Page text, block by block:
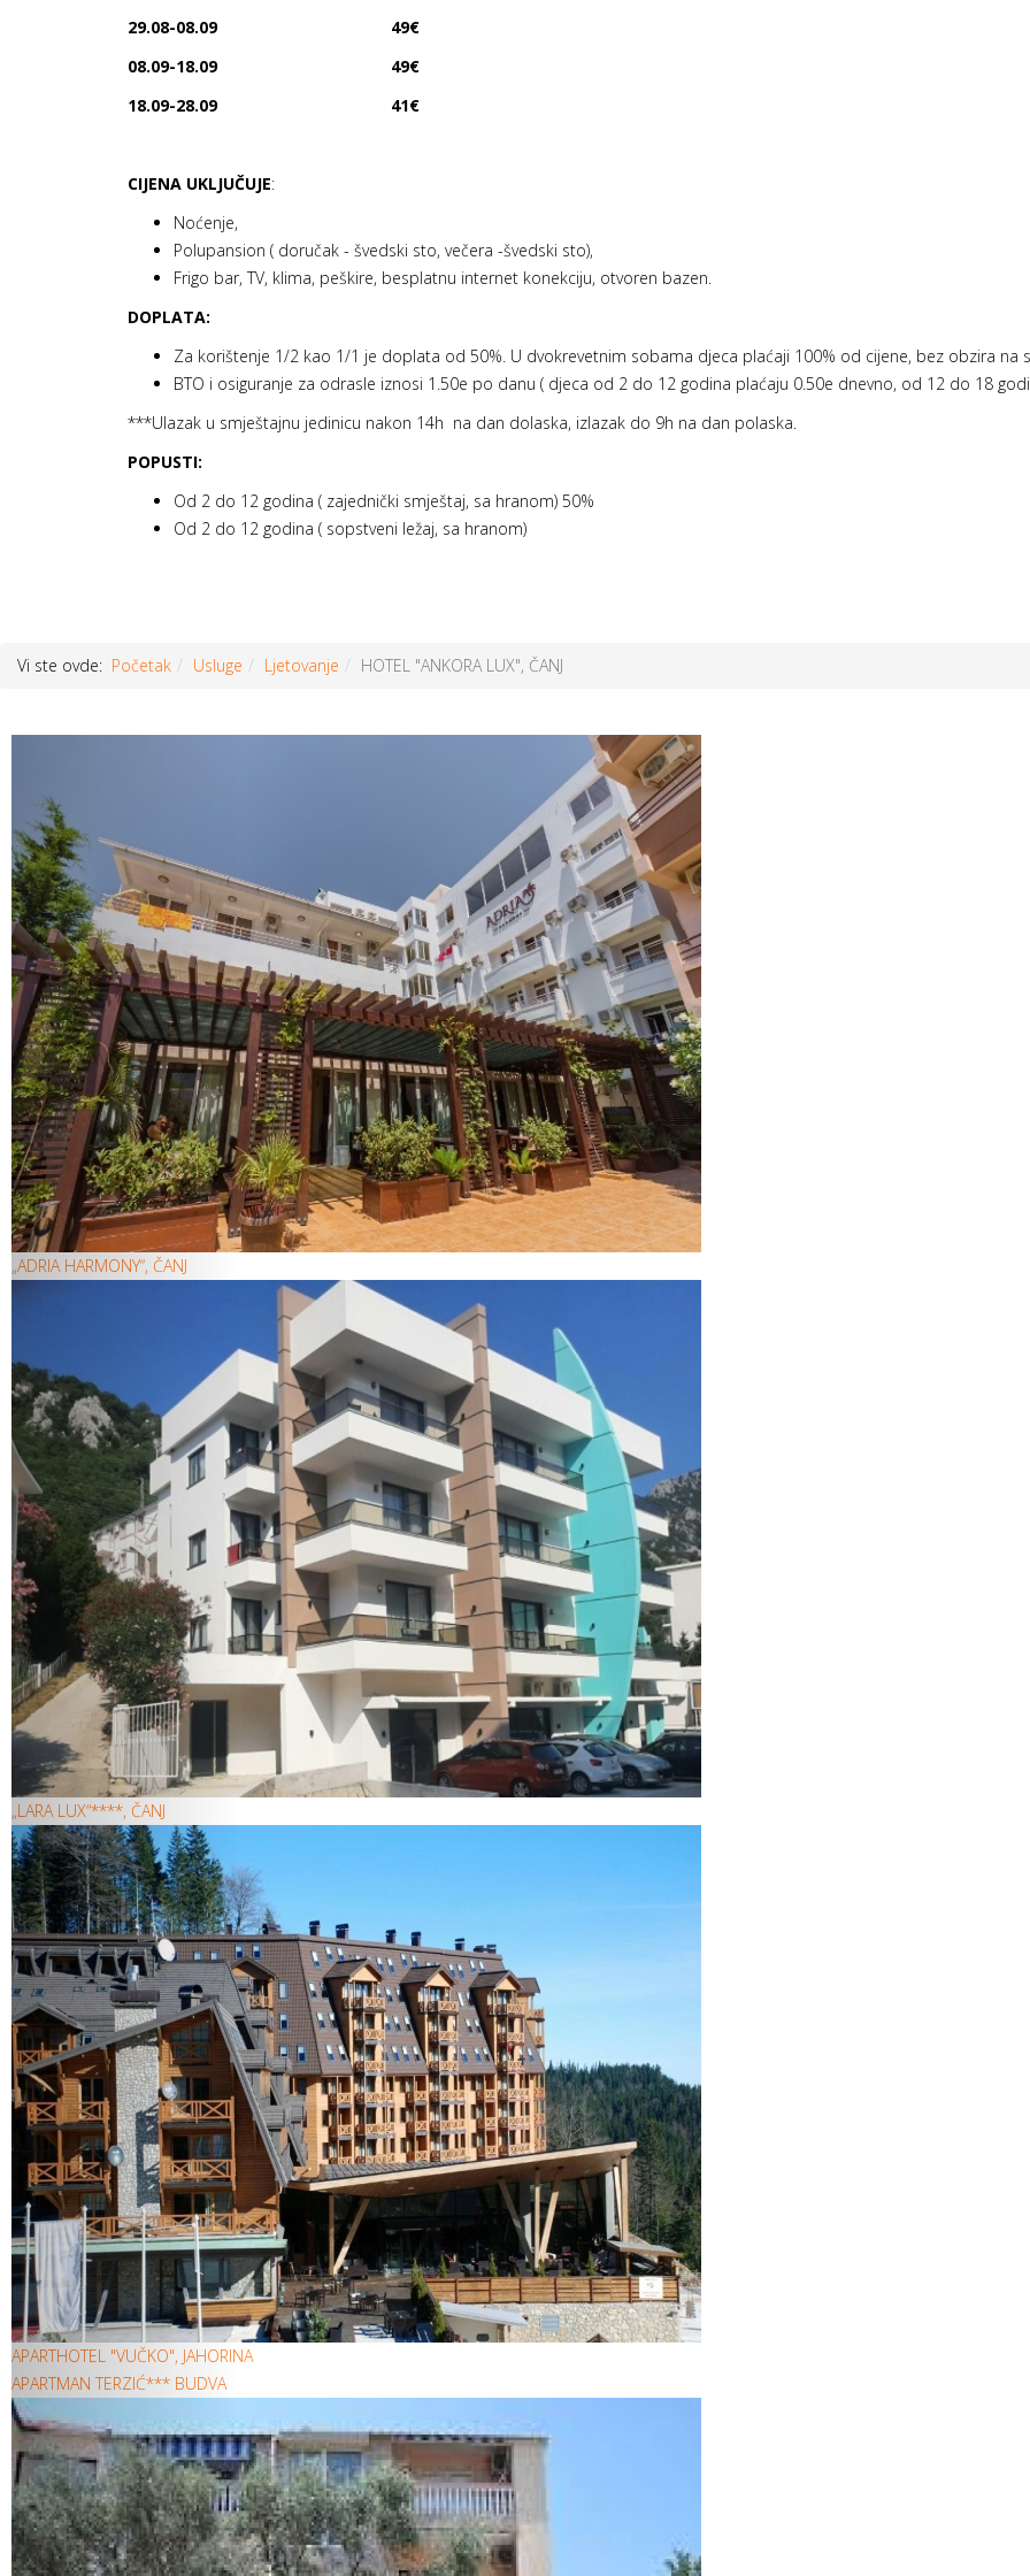
29.08-08.09
49€
08.09-18.09
49€
18.09-28.09
41€
CIJENA UKLJUČUJE:
Noćenje,
Polupansion ( doručak - švedski sto, večera -švedski sto),
Frigo bar, TV, klima, peškire, besplatnu internet konekciju, otvoren bazen.
DOPLATA:
Za korištenje 1/2 kao 1/1 je doplata od 50%. U dvokrevetnim sobama djeca plaćaji 100% od cijene, bez obzira na
BTO i osiguranje za odrasle iznosi 1.50e po danu ( djeca od 2 do 12 godina plaćaju 0.50e dnevno, od 12 do 18
***Ulazak u smještajnu jedinicu nakon 14h na dan dolaska, izlazak do 9h na dan polaska.
POPUSTI:
Od 2 do 12 godina ( zajednički smještaj, sa hranom) 50%
Od 2 do 12 godina ( sopstveni ležaj, sa hranom)
Vi ste ovde: Početak Usluge Ljetovanje HOTEL "ANKORA LUX", ČANJ
„ADRIA HARMONY“, ČANJ
„LARA LUX“****, ČANJ
APARTHOTEL "VUČKO", JAHORINA
APARTMAN TERZIĆ*** BUDVA